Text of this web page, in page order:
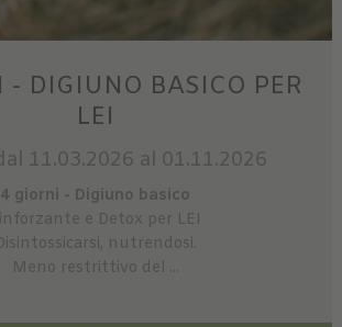
- DIGIUNO BASICO PER
LEI
11.03.2026 al 01.11.2026
4 giorni - Digiuno basico
e Detox per LEI
nutrendosi.
Meno restrittivo del ...